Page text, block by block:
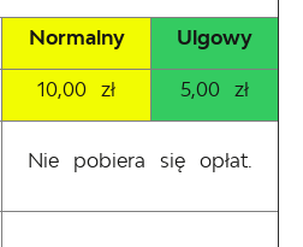
Normalny Ulgowy
10,00 zł 5,00 zł
Nie pobiera się opłat.